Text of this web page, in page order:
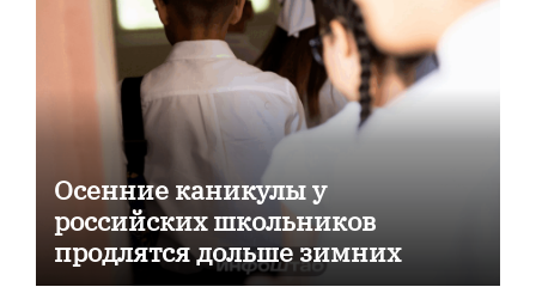
Осенние каникулы у
российских школьников
продлятся дольше зимних